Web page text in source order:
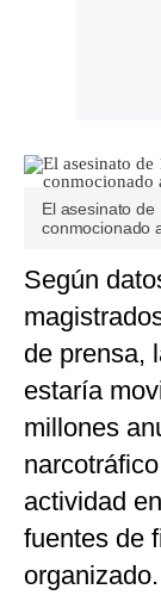
El asesinato
conmocionado
Según
de prensa,
estaría
millones
actividad
fuentes de
organizado.